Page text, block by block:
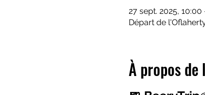
27 sept. 2025, 10:00
Départ de
À propos de